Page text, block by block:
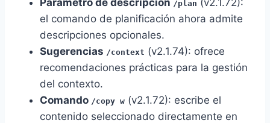
/plan
el comando de planificación ahora admite
descripciones opcionales.
Sugerencias /context (v2.1.74): ofrece
recomendaciones prácticas para la gestión
del contexto.
Comando /copy w (v2.1.72): escribe el
contenido seleccionado directamente en